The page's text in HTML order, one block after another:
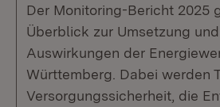
Der Monitoring-Bericht 2025
Überblick zur Umsetzung
Auswirkungen der
Württemberg. Dabei werden
Versorgungssicherheit, die